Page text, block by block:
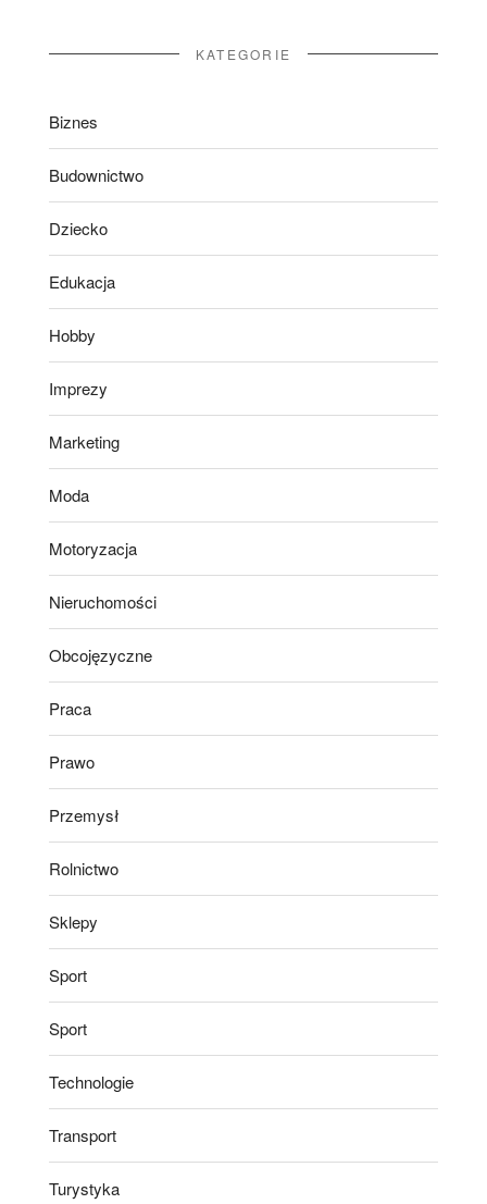
KATEGORIE
Biznes
Budownictwo
Dziecko
Edukacja
Hobby
Imprezy
Marketing
Moda
Motoryzacja
Nieruchomości
Obcojęzyczne
Praca
Prawo
Przemysł
Rolnictwo
Sklepy
Sport
Sport
Technologie
Transport
Turystyka